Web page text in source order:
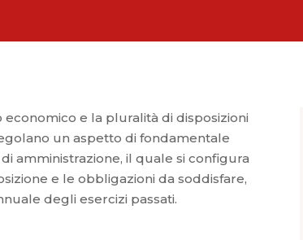
e la pluralità di disposizioni
un aspetto di fondamentale
amministrazione, il quale si configura
e le obbligazioni da soddisfare,
degli esercizi passati.